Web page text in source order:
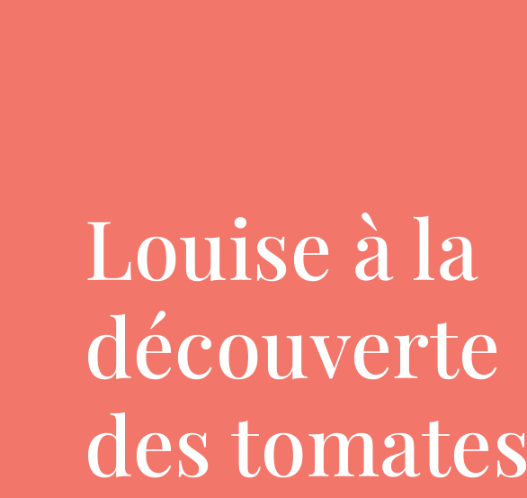
Louise à la
découverte
des tomates